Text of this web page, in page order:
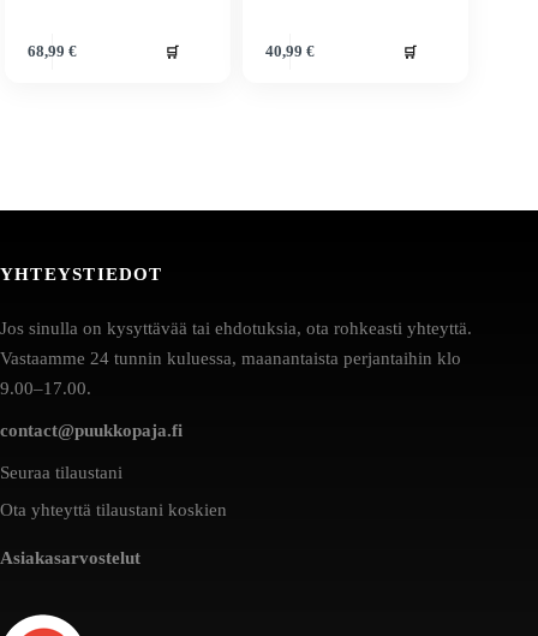
68,99 € 🛒 40,99 € 🛒
YHTEYSTIEDOT
Jos sinulla on kysyttävää tai ehdotuksia, ota rohkeasti yhteyttä.
Vastaamme 24 tunnin kuluessa, maanantaista perjantaihin klo
9.00–17.00.
contact@puukkopaja.fi
Seuraa tilaustani
Ota yhteyttä tilaustani koskien
Asiakasarvostelut